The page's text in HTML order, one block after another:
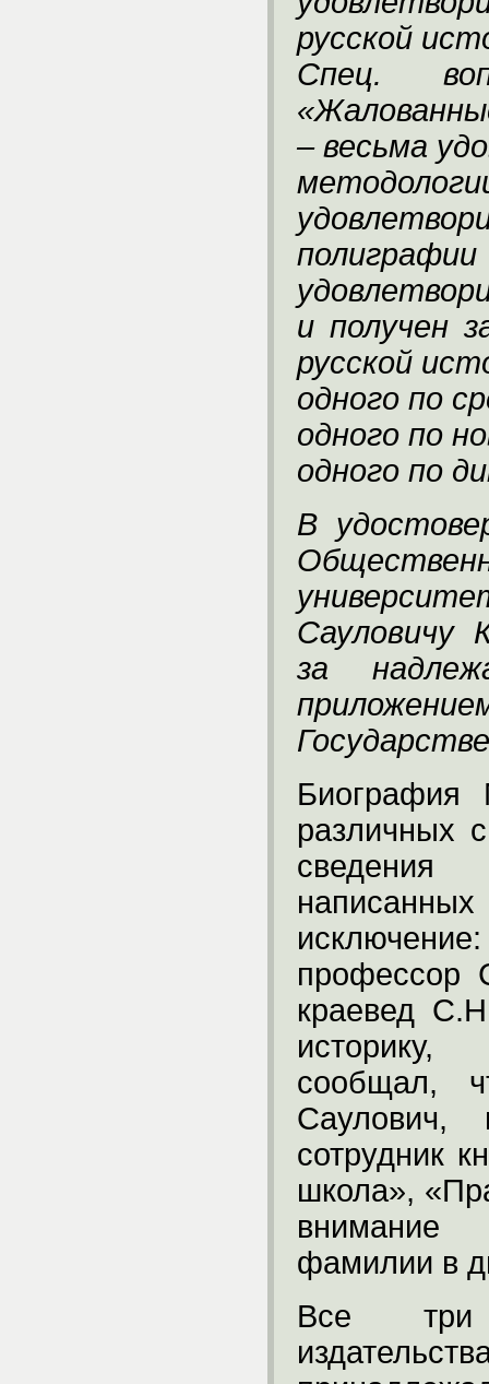
русской
Спец.
– весьма
и получен
русской
одного по
одного по
одного по
В
Сауловичу
за
Биография
различных
профессор
краевед
историку,
сообщал,
Саулович,
сотрудник
школа»,
фамилии в
Все три